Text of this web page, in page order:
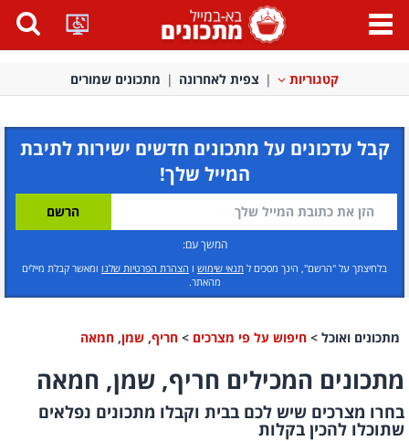
פתח
תפריט
קטגוריות צפית לאחרונה מתכונים שמורים
קבל עדכונים על מתכונים חדשים ישירות לתיבת
המייל שלך!
המשך עם:
בלחיצתך על "הרשם", הינך מסכים ל תנאי שימוש ו הצהרת הפרטיות שלנו ומאשר קבלת מיילים
מהאתר.
מתכונים ואוכל > חיפוש על פי מצרכים > חריף, שמן, חמאה
מתכונים המכילים חריף, שמן, חמאה
בחרו מצרכים שיש לכם בבית וקבלו מתכונים נפלאים
שתוכלו להכין בקלות